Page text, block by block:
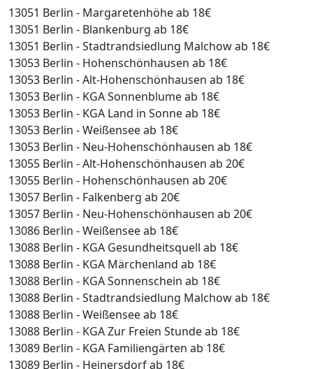
13051 Berlin - Margaretenhöhe ab 18€
13051 Berlin - Blankenburg ab 18€
13051 Berlin - Stadtrandsiedlung Malchow ab 18€
13053 Berlin - Hohenschönhausen ab 18€
13053 Berlin - Alt-Hohenschönhausen ab 18€
13053 Berlin - KGA Sonnenblume ab 18€
13053 Berlin - KGA Land in Sonne ab 18€
13053 Berlin - Weißensee ab 18€
13053 Berlin - Neu-Hohenschönhausen ab 18€
13055 Berlin - Alt-Hohenschönhausen ab 20€
13055 Berlin - Hohenschönhausen ab 20€
13057 Berlin - Falkenberg ab 20€
13057 Berlin - Neu-Hohenschönhausen ab 20€
13086 Berlin - Weißensee ab 18€
13088 Berlin - KGA Gesundheitsquell ab 18€
13088 Berlin - KGA Märchenland ab 18€
13088 Berlin - KGA Sonnenschein ab 18€
13088 Berlin - Stadtrandsiedlung Malchow ab 18€
13088 Berlin - Weißensee ab 18€
13088 Berlin - KGA Zur Freien Stunde ab 18€
13089 Berlin - KGA Familiengärten ab 18€
13089 Berlin - Heinersdorf ab 18€